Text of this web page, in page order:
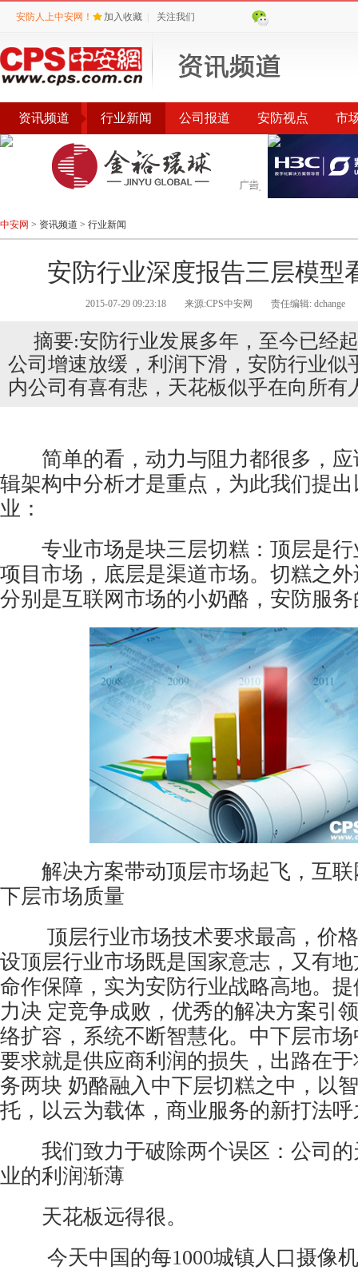
安防人上中安网！ 加入收藏 关注我们
资讯频道 行业新闻 公司报道 安防视点 市
公告 评选 榜单
中安网 > 资讯频道 > 行业新闻
安防行业深度报告三层模型
2015-07-29 09:23:18 来源:CPS中安网 责任编辑: dchange
摘要:安防行业发展多年，至今已经
公司增速放缓，利润下滑，安防行业似
内公司有喜有悲，天花板似乎在向所有
简单的看，动力与阻力都很多，应
辑架构中分析才是重点，为此我们提
业：
专业市场是块三层切糕：顶层是行
项目市场，底层是渠道市场。切糕之
分别是互联网市场的小奶酪， 安防服
解决方案带动顶层市场起飞，互联
下层市场质量
顶层行业市场技术要求最高，价格
设顶层行业市场既是国家意志，又有
命作保障，实为安防行业战略高地。
力决 定竞争成败，优秀的解决方案引
络扩容，系统不断智慧化。中下层市
要求就是供应商利润的损失，出路在
务两块 奶酪融入中下层切糕之中，以
托，以云为载体，商业服务的新打法
我们致力于破除两个误区：公司的
业的利润渐薄
天花板远得很。
今天中国的每1000城镇人口摄像机